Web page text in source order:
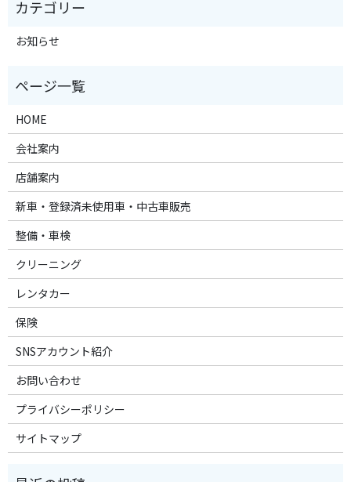
お知らせ
HOME
会社案内
店舗案内
新車・登録済未使用車・中古車販売
整備・車検
クリーニング
レンタカー
保険
SNSアカウント紹介
お問い合わせ
プライバシーポリシー
サイトマップ